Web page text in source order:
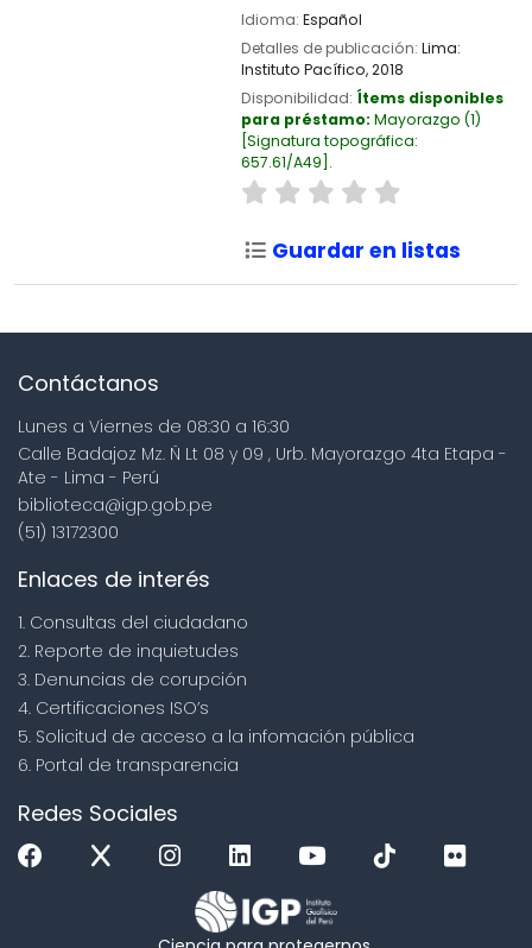
Idioma: Español
Detalles de publicación: Lima:
Instituto Pacífico,2018
Disponibilidad: Ítems disponibles
para préstamo: Mayorazgo (1)
Signatura topográfica:
657.61/A49 .
Guardar en listas
Contáctanos
Lunes a Viernes de 08:30 a 16:30
Calle Badajoz Mz. Ñ Lt 08 y 09 , Urb. Mayorazgo 4ta Etapa -
Ate - Lima - Perú
biblioteca@igp.gob.pe
(51) 13172300
Enlaces de interés
1. Consultas del ciudadano
2. Reporte de inquietudes
3. Denuncias de corupción
4. Certificaciones ISO’s
5. Solicitud de acceso a la infomación pública
6. Portal de transparencia
Redes Sociales